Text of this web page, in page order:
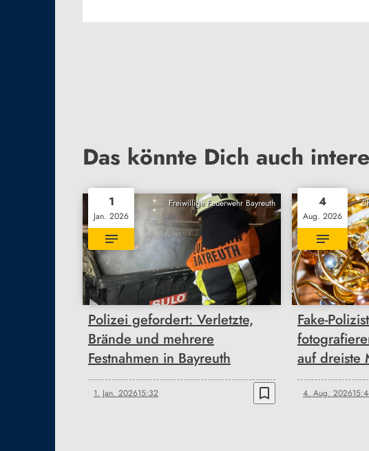
Das könnte Dich auch
Freiwillige Feuerwehr Bayreuth
1
Jan. 2026
Polizei gefordert: Verletzte,
Brände und mehrere
Festnahmen in Bayreuth
1. Jan. 202615:32 bookmark_border
4
Aug. 2026
Fake-
auf dreiste
4. Aug. 2026